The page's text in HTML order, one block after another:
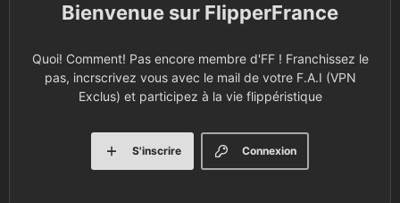
FlipperFrance
Quoi! Comment! Pas encore membre d'FF ! Franchissez le
pas, incrscrivez vous avec le mail de votre F.A.I (VPN
Exclus) et participez à la vie flippéristique
Connexion
S'inscrire